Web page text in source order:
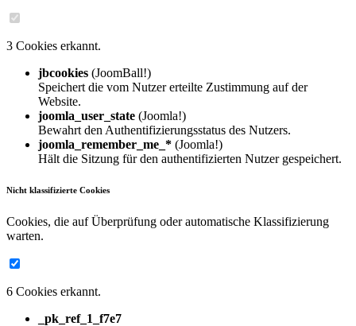
3 Cookies erkannt.
jbcookies (JoomBall!)
Speichert die vom Nutzer erteilte Zustimmung auf der
Website.
joomla_user_state (Joomla!)
Bewahrt den Authentifizierungsstatus des Nutzers.
joomla_remember_me_* (Joomla!)
Hält die Sitzung für den authentifizierten Nutzer gespeichert.
Nicht klassifizierte Cookies
Cookies, die auf Überprüfung oder automatische Klassifizierung
warten.
6 Cookies erkannt.
_pk_ref_1_f7e7